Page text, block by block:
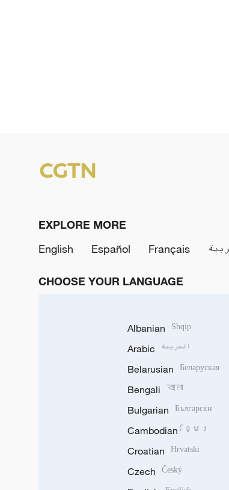
EXPLORE MORE
English
Español Français
CHOOSE YOUR LANGUAGE
Albanian Shqip
Arabic العربية
Belarusian Беларуская
Bengali বাংলা
Bulgarian Български
Cambodian ខ្មែរ
Croatian Hrvatski
Czech Český